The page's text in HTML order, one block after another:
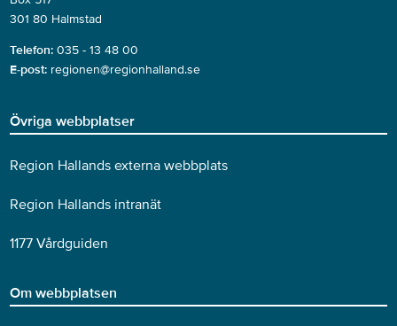
301 80 Halmstad
Telefon: 035 - 13 48 00
E-post: regionen@regionhalland.se
Övriga webbplatser
Region Hallands externa webbplats
Region Hallands intranät
1177 Vårdguiden
Om webbplatsen